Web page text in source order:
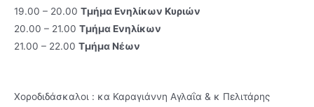
19.00 – 20.00 Τμήμα Ενηλίκων Κυριών
20.00 – 21.00 Τμήμα Ενηλίκων
21.00 – 22.00 Τμήμα Νέων
Χοροδιδάσκαλοι : κα Καραγιάννη Αγλαΐα & κ Πελιτάρης